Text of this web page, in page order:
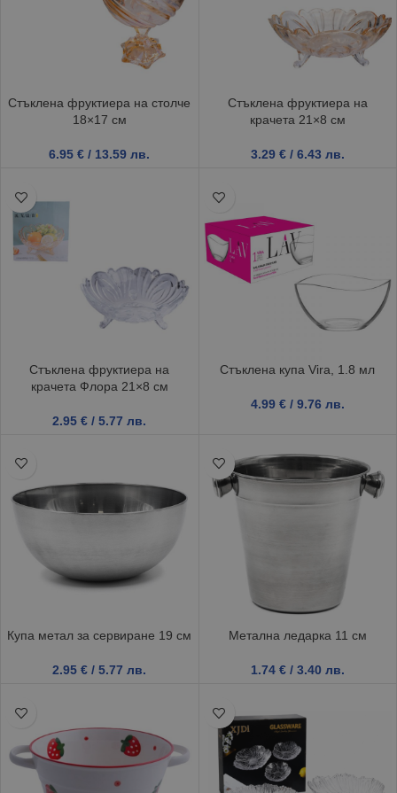
Стъклена фруктиера на столче
18×17 см
6.95€ / 13.59 лв.
Стъклена фруктиера на
крачета 21×8 см
3.29 € / 6.43 лв.
Стъклена фруктиера на
крачета Флора 21×8 см
2.95€ / 5.77 лв.
Стъклена купа Vira, 1.8 мл
4.99 € / 9.76 лв.
Купа метал за сервиране 19 см
2.95€ / 5.77 лв.
Метална ледарка 11 см
1.74 € / 3.40 лв.